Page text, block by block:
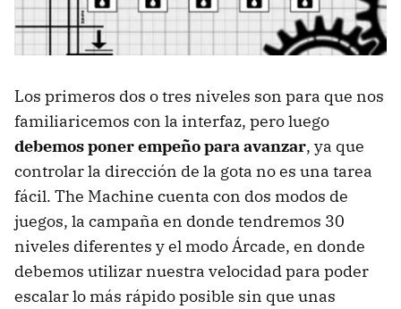
Los primeros dos o tres niveles son para que nos
familiaricemos con la interfaz, pero luego
debemos poner empeño para avanzar, ya que
controlar la dirección de la gota no es una tarea
fácil. The Machine cuenta con dos modos de
juegos, la campaña en donde tendremos 30
niveles diferentes y el modo Árcade, en donde
debemos utilizar nuestra velocidad para poder
escalar lo más rápido posible sin que unas